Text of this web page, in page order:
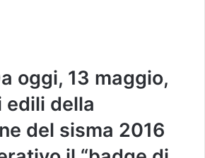
oggi, 13 maggio,
edili della
del sisma 2016